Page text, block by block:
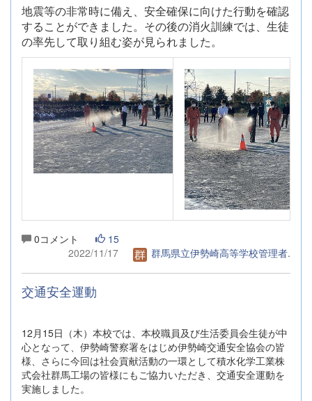
地震等の非常時に備え、安全確保に向けた行動を確認
することができました。 その後の消火訓練では、生徒
の率先して取り組む姿が見られました。
0コメント
15
2022/11/17
群馬県立伊勢崎高等学校管理者.
交通安全運動
12月15日（木）本校では、本校職員及び生活委員会生徒が中
心となって、伊勢崎警察署をはじめ伊勢崎交通安全協会の皆
様、さらに今回は社会貢献活動の一環として積水化学工業株
式会社群馬工場の皆様にもご協力いただき、交通安全運動を
実施しました。